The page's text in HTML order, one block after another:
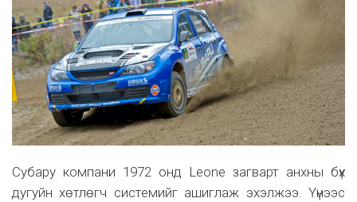
Субару компани 1972 онд Leone загварт анхны бүх
дугуйн хөтлөгч системийг ашиглаж эхэлжээ. Үүнээс